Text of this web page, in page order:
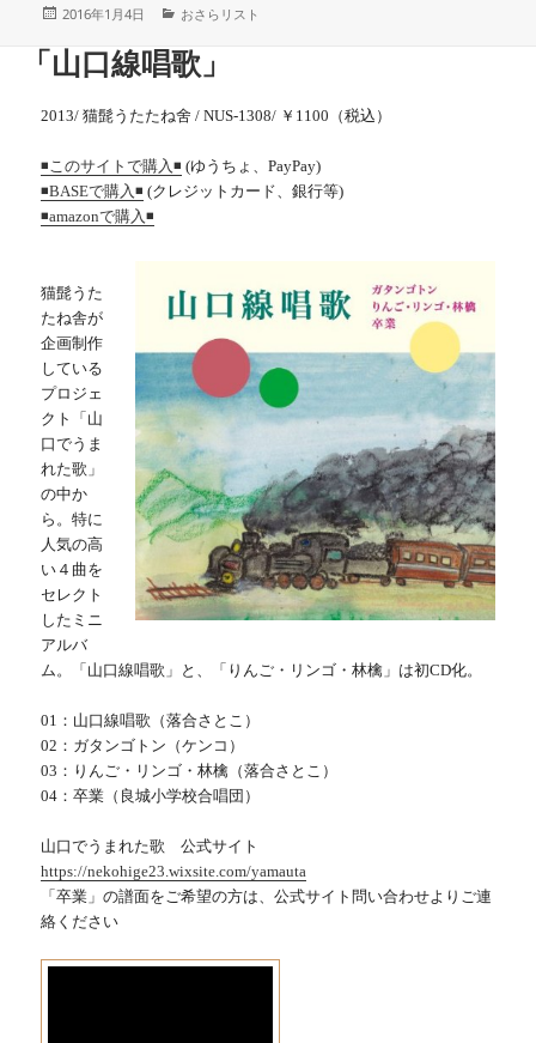
投
日:
2016年1月4日
カ
ゴ
リ
おさらリスト
「山口線唱歌」
2013/ 猫髭うたたね舍 / NUS-1308/ ￥1100（税込）
◾️このサイトで購入◾️ (ゆうちょ、PayPay)
◾️BASEで購入◾️ (クレジットカード、銀行等)
◾️amazonで購入◾️
猫髭うた
たね舎が
企画制作
している
プロジェ
クト「山
口でうま
れた歌」
の中か
ら。特に
人気の高
い４曲を
セレクト
したミニ
アルバ
ム。「山口線唱歌」と、「りんご・リンゴ・林檎」は初CD化。
01：山口線唱歌（落合さとこ）
02：ガタンゴトン（ケンコ）
03：りんご・リンゴ・林檎（落合さとこ）
04：卒業（良城小学校合唱団）
山口でうまれた歌 公式サイト
https://nekohige23.wixsite.com/yamauta
「卒業」の譜面をご希望の方は、公式サイト問い合わせよりご連
絡ください